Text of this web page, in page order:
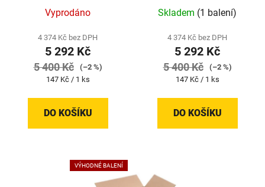
Vyprodáno
4 374 Kč bez DPH
5 292 Kč
5 400 Kč
(–2 %)
Měrná
147 Kč / 1 ks
DO KOŠÍKU
Skladem (1 balení)
4 374 Kč bez DPH
5 292 Kč
5 400 Kč
(–2 %)
Měrná
147 Kč / 1 ks
DO KOŠÍKU
VÝHODNÉ BALENÍ